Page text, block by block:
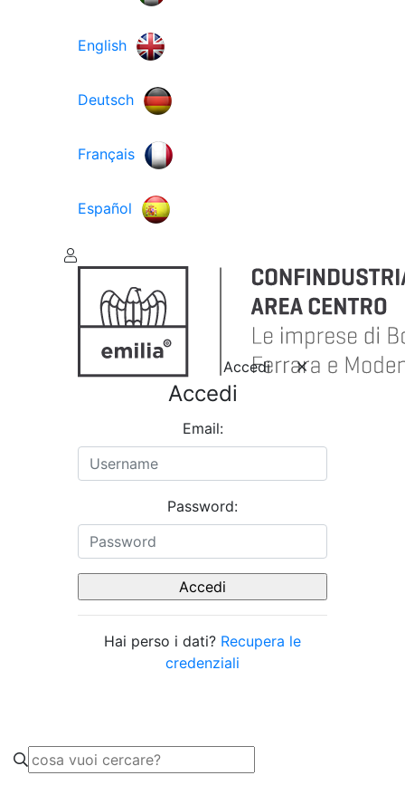
English
Deutsch
Français
Español
Accedi
Accedi
Email:
Password:
Hai perso i dati? Recupera le
credenziali